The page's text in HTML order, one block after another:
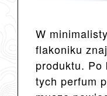
W
flakoniku
produktu. Po
tych perfum